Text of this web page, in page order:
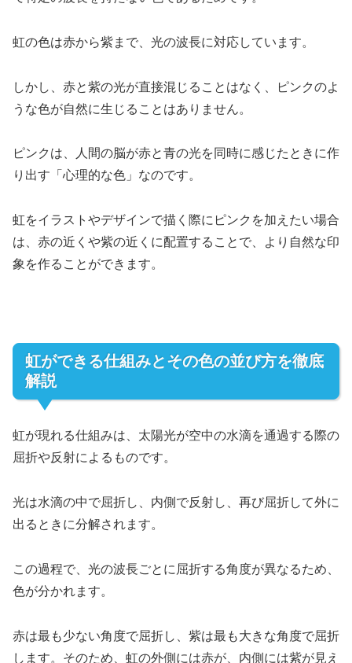
虹の色は赤から紫まで、光の波長に対応しています。
しかし、赤と紫の光が直接混じることはなく、ピンクのよ
うな色が自然に生じることはありません。
ピンクは、人間の脳が赤と青の光を同時に感じたときに作
り出す「心理的な色」なのです。
虹をイラストやデザインで描く際にピンクを加えたい場合
は、赤の近くや紫の近くに配置することで、より自然な印
象を作ることができます。
虹ができる仕組みとその色の並び方を徹底
解説
虹が現れる仕組みは、太陽光が空中の水滴を通過する際の
屈折や反射によるものです。
光は水滴の中で屈折し、内側で反射し、再び屈折して外に
出るときに分解されます。
この過程で、光の波長ごとに屈折する角度が異なるため、
色が分かれます。
赤は最も少ない角度で屈折し、紫は最も大きな角度で屈折
します。そのため、虹の外側には赤が、内側には紫が見え